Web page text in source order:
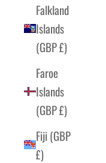
Falkland
Islands
(GBP £)
Faroe
Islands
(GBP £)
Fiji (GBP
£)